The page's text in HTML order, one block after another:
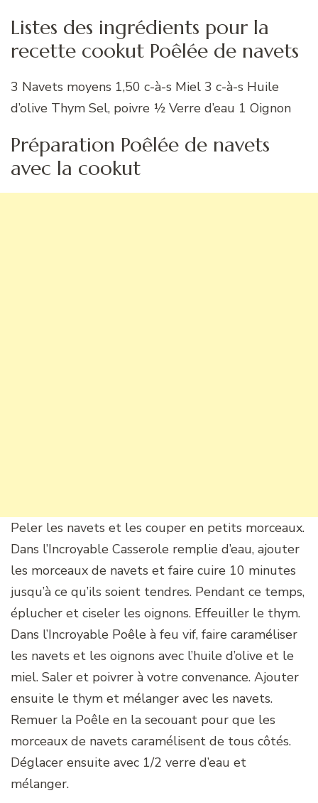
Listes des ingrédients pour la
recette cookut Poêlée de navets
3 Navets moyens 1,50 c-à-s Miel 3 c-à-s Huile
d’olive Thym Sel, poivre ½ Verre d’eau 1 Oignon
Préparation Poêlée de navets
avec la cookut
Peler les navets et les couper en petits morceaux.
Dans l’Incroyable Casserole remplie d’eau, ajouter
les morceaux de navets et faire cuire 10 minutes
jusqu’à ce qu’ils soient tendres. Pendant ce temps,
éplucher et ciseler les oignons. Effeuiller le thym.
Dans l’Incroyable Poêle à feu vif, faire caraméliser
les navets et les oignons avec l’huile d’olive et le
miel. Saler et poivrer à votre convenance. Ajouter
ensuite le thym et mélanger avec les navets.
Remuer la Poêle en la secouant pour que les
morceaux de navets caramélisent de tous côtés.
Déglacer ensuite avec 1/2 verre d’eau et
mélanger.